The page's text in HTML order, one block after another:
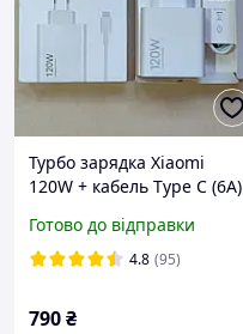
Турбо зарядка Xiaomi
120W + кабель Type C (6A)
Супер швидка, Оригінал!
Готово до відправки
4.8 (95)
790₴